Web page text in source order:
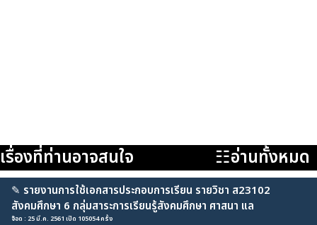
เรื่องที่ท่านอาจสนใจ ☷อ่านทั้งหมด
✎ รายงานการใช้เอกสารประกอบการเรียน รายวิชา ส23102
สังคมศึกษา 6 กลุ่มสาระการเรียนรู้สังคมศึกษา ศาสนา แล
จ๊อด : 25 มี.ค. 2561 เปิด 105054 ครั้ง